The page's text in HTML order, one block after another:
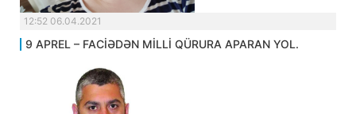
12:52 06.04.2021
9 APREL – FACİƏDƏN MİLLİ QÜRURA APARAN YOL.